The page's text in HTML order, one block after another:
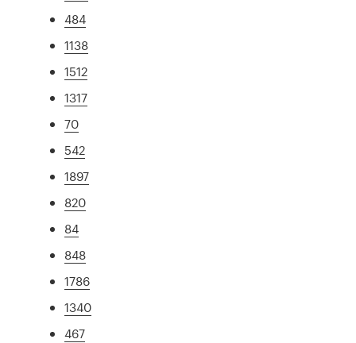
484
1138
1512
1317
70
542
1897
820
84
848
1786
1340
467